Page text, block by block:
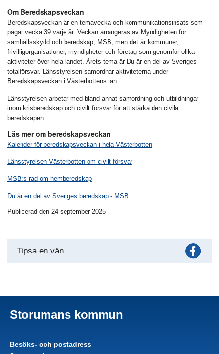
Om Beredskapsveckan
Beredskapsveckan är en temavecka och kommunikationsinsats som
pågår vecka 39 varje år. Veckan arrangeras av Myndigheten för
samhällsskydd och beredskap, MSB, men det är kommuner,
frivilligorganisationer, myndigheter och företag som genomför olika
aktiviteter över hela landet. Årets tema är Du är en del av Sveriges
totalförsvar. Länsstyrelsen samordnar aktiviteterna under
Beredskapsveckan i Västerbottens län.
Länsstyrelsen arbetar med bland annat samordning och utbildningar
inom krisberedskap och civilt försvar för att stärka den civila
beredskapen.
Läs mer om beredskapsveckan
Kalender för beredskapsveckan i hela Västerbotten
Länsstyrelsen Västerbotten om civilt försvar
MSB:s råd om hemberedskap
Du är en del av Sveriges beredskap - MSB
Publicerad den 24 september 2025
Tipsa en vän
Storumans kommun
Besöks- och postadress